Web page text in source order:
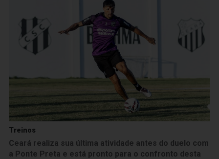
Treinos
Ceará realiza sua última atividade antes do duelo com
a Ponte Preta e está pronto para o confronto desta